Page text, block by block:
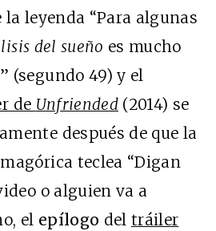
la leyenda “Para algunas
del sueño es mucho
(segundo 49) y el
de Unfriended(2014) se
después de que la
teclea “Digan
o alguien va a
el epílogo del tráiler